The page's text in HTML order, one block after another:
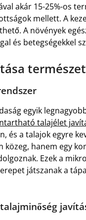
akár 15-25%-os
mellett. A
A növények
és betegségekkel
egyik
talajélet
és a talajok egyre
közeg, hanem egy
Ezek a
játszanak a